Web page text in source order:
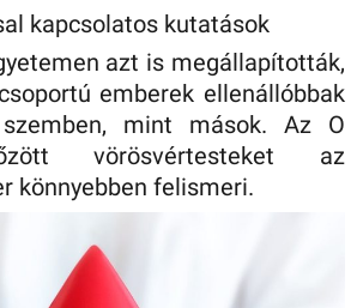
kapcsolatos kutatások
azt is megállapították,
emberek ellenállóbbak
mint mások. Az O
vörösvértesteket az
könnyebben felismeri.